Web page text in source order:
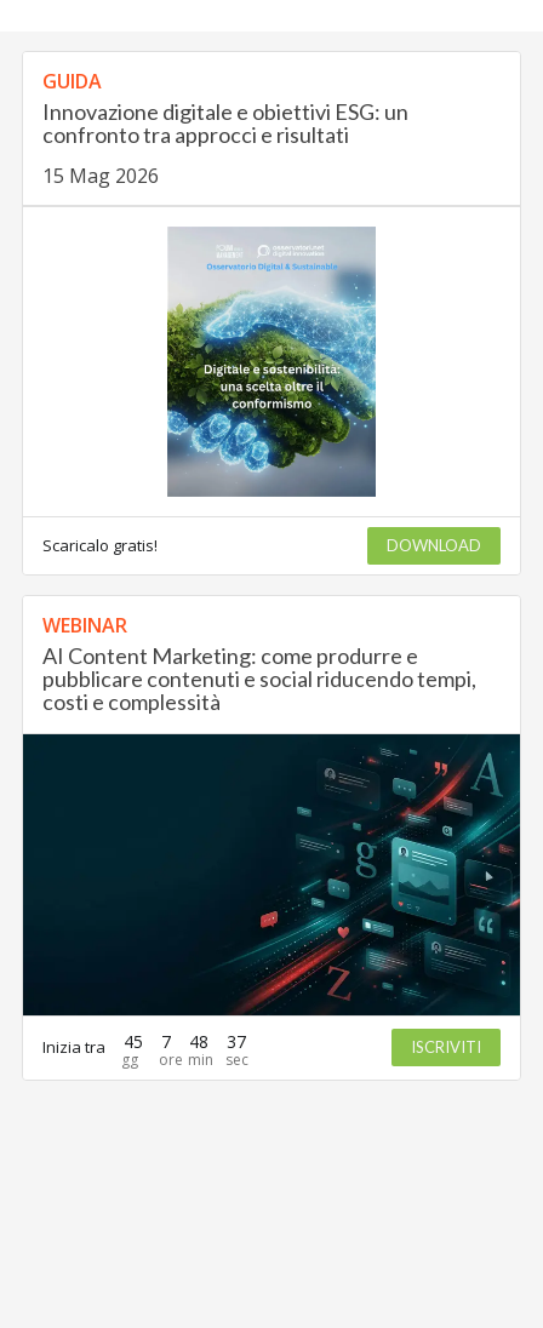
GUIDA
Innovazione digitale e obiettivi ESG: un
confronto tra approcci e risultati
15 Mag 2026
Scaricalo gratis! DOWNLOAD
WEBINAR
AI Content Marketing: come produrre e
pubblicare contenuti e social riducendo tempi,
costi e complessità
Inizia tra 45 7 48 36 ISCRIVITI